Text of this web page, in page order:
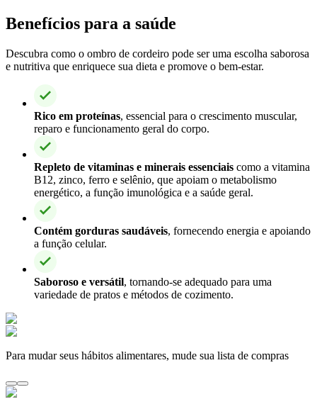
Benefícios para a saúde
Descubra como o ombro de cordeiro pode ser uma escolha saborosa
e nutritiva que enriquece sua dieta e promove o bem-estar.
Rico em proteínas, essencial para o crescimento muscular,
reparo e funcionamento geral do corpo.
Repleto de vitaminas e minerais essenciais como a vitamina
B12, zinco, ferro e selênio, que apoiam o metabolismo
energético, a função imunológica e a saúde geral.
Contém gorduras saudáveis, fornecendo energia e apoiando
a função celular.
Saboroso e versátil, tornando-se adequado para uma
variedade de pratos e métodos de cozimento.
Para mudar seus hábitos alimentares, mude sua lista de compras